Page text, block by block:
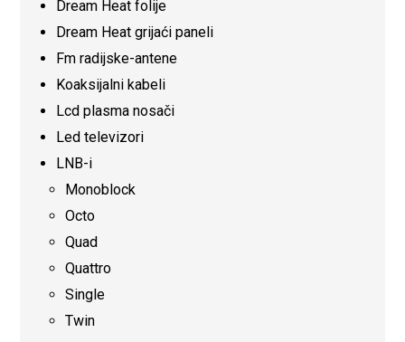
Dream Heat folije
Dream Heat grijaći paneli
Fm radijske-antene
Koaksijalni kabeli
Lcd plasma nosači
Led televizori
LNB-i
Monoblock
Octo
Quad
Quattro
Single
Twin